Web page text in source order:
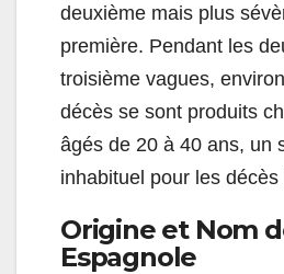
deuxième mais plus
première. Pendant les
troisième vagues,
décès se sont produits
âgés de 20 à 40 ans, un
inhabituel pour les
Origine et Nom
Espagnole